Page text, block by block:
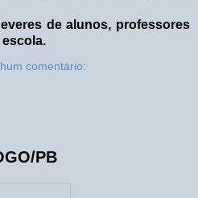
de alunos, professores
comentário:
PB